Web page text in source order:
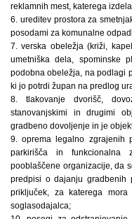
reklamnih mest, katerega
6. ureditev prostora za
posodami za komunalne
7. verska obeležja (križi,
umetniška dela, spominske
podobna obeležja, na podlagi
ki jo potrdi župan na predlog
8. tlakovanje dvorišč,
stanovanjskimi in drugimi
gradbeno dovoljenje in je
9. oprema legalno zgrajenih
parkirišča in funkcionalna
pooblaščene organizacije, da
predpisi o dajanju gradbenih
priključek, za katerega
soglasodajalca;